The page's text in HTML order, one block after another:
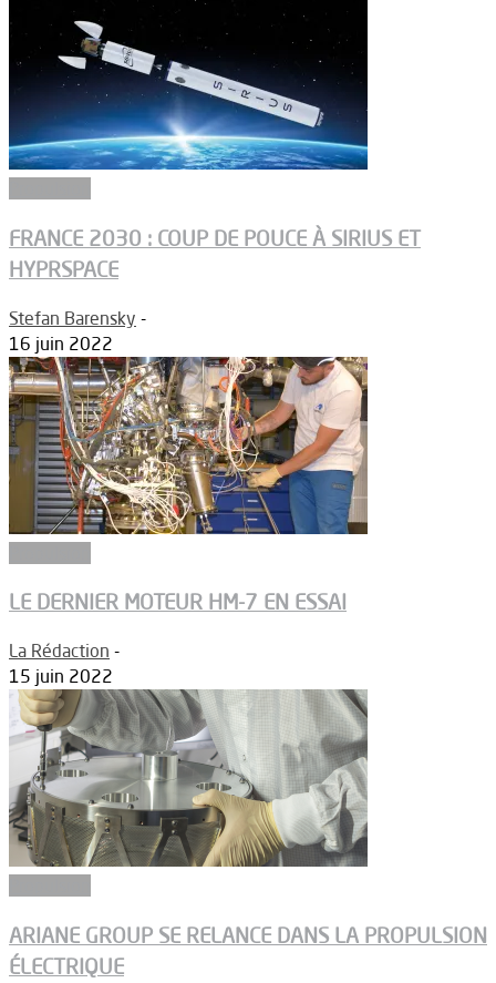
FRANCE 2030 : COUP DE POUCE À SIRIUS ET
HYPRSPACE
Stefan Barensky -
16 juin 2022
LE DERNIER MOTEUR HM-7 EN ESSAI
La Rédaction -
15 juin 2022
ARIANE GROUP SE RELANCE DANS LA PROPULSION
ÉLECTRIQUE